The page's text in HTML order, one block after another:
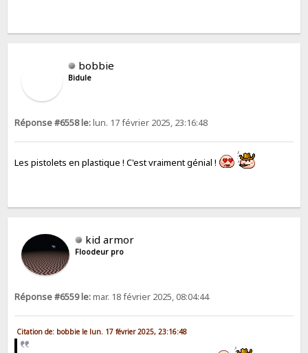
bobbie
Bidule
Réponse #6558 le:lun. 17 février 2025, 23:16:48
Les pistolets en plastique ! C'est vraiment génial !
kid armor
Floodeur pro
Réponse #6559 le:mar. 18 février 2025, 08:04:44
Citation de: bobbie le lun. 17 février 2025, 23:16:48